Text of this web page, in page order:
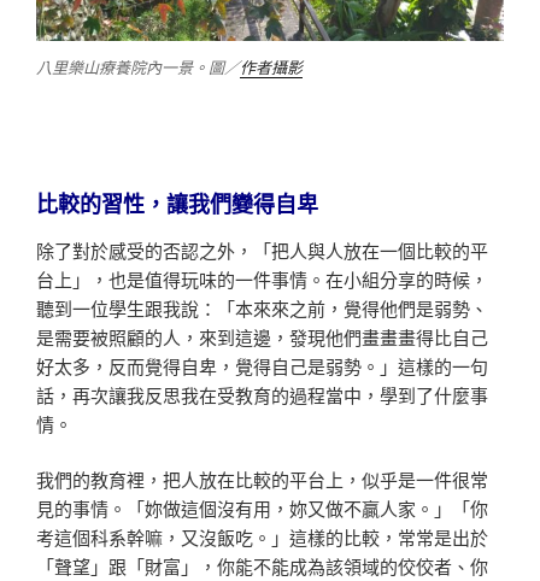
八里樂山療養院內一景。圖／作者攝影
比較的習性，讓我們變得自卑
除了對於感受的否認之外，「把人與人放在一個比較的平
台上」，也是值得玩味的一件事情。在小組分享的時候，
聽到一位學生跟我說：「本來來之前，覺得他們是弱勢、
是需要被照顧的人，來到這邊，發現他們畫畫畫得比自己
好太多，反而覺得自卑，覺得自己是弱勢。」這樣的一句
話，再次讓我反思我在受教育的過程當中，學到了什麼事
情。
我們的教育裡，把人放在比較的平台上，似乎是一件很常
見的事情。「妳做這個沒有用，妳又做不贏人家。」「你
考這個科系幹嘛，又沒飯吃。」這樣的比較，常常是出於
「聲望」跟「財富」，你能不能成為該領域的佼佼者、你